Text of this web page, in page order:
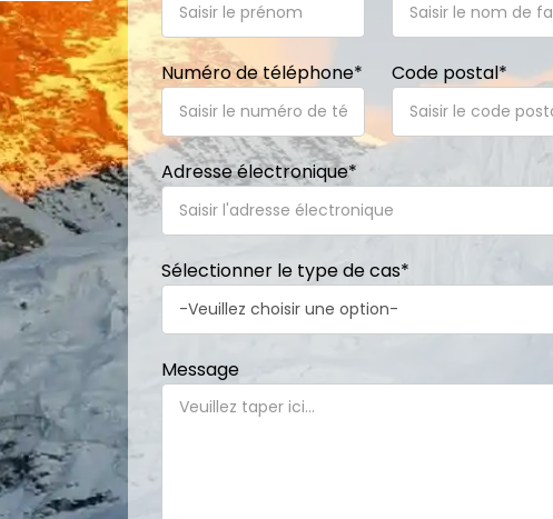
Numéro de téléphone* Code postal*
Adresse électronique*
Sélectionner le type de cas*
Message